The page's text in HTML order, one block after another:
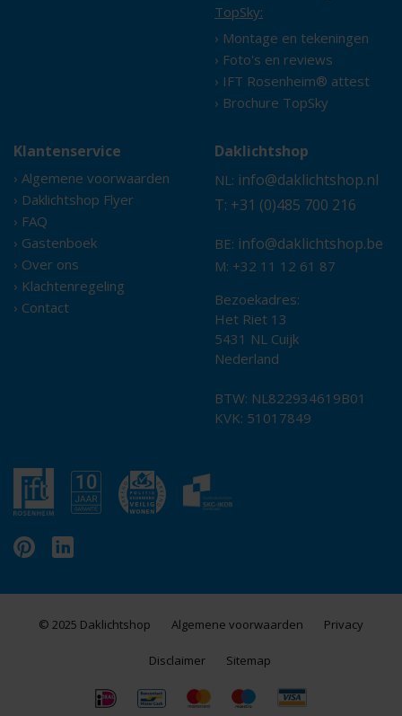
TopSky:
› Montage en tekeningen
› Foto's en reviews
› IFT Rosenheim® attest
› Brochure TopSky
Klantenservice
› Algemene voorwaarden
› Daklichtshop Flyer
› FAQ
› Gastenboek
› Over ons
› Klachtenregeling
› Contact
Daklichtshop
NL: info@daklichtshop.nl
T: +31 (0)485 700 216
BE: info@daklichtshop.be
M: +32 11 12 61 87
Bezoekadres:
Het Riet 13
5431 NL Cuijk
Nederland
BTW: NL822934619B01
KVK: 51017849
© 2025 Daklichtshop Algemene voorwaarden Privacy
Disclaimer Sitemap